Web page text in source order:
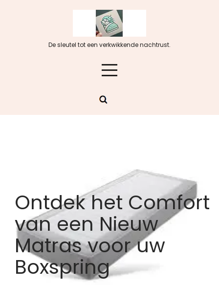
De sleutel tot een verkwikkende nachtrust.
Ontdek het Comfort
van een Nieuw
Matras voor uw
Boxspring